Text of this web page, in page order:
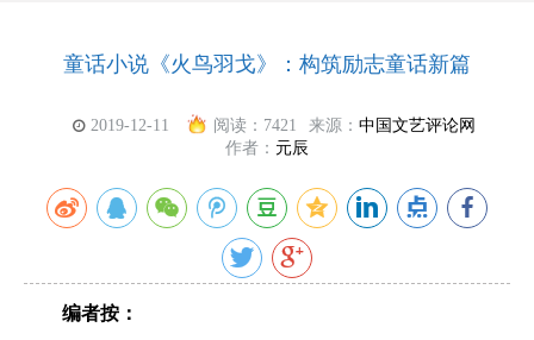
童话小说《火鸟羽戈》：构筑励志童话新篇
2019-12-11 阅读： 7421 来源： 中国文艺评论网
作者： 元辰
编者按：